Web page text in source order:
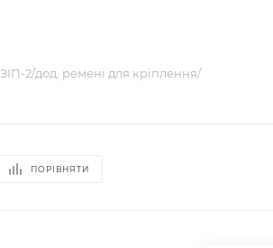
ЗІП-2/дод. ремені для кріплення/
ПОРІВНЯТИ